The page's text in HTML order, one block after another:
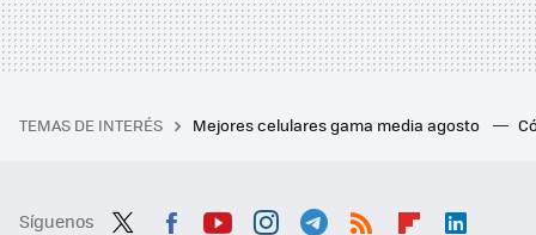
TEMAS DE INTERÉS Mejores celulares gama media agosto
Síguenos